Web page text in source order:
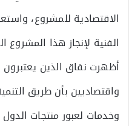
الاقتصادية للمشروع،
الفنية لإنجاز هذا المشروع
أظهرت نفاق الذين
واقتصاديين بأن طريق
وخدمات لعبور منتجات